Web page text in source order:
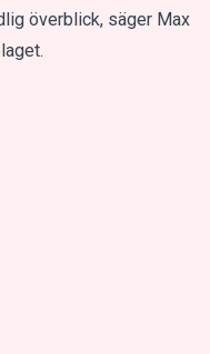
överblick, säger Max